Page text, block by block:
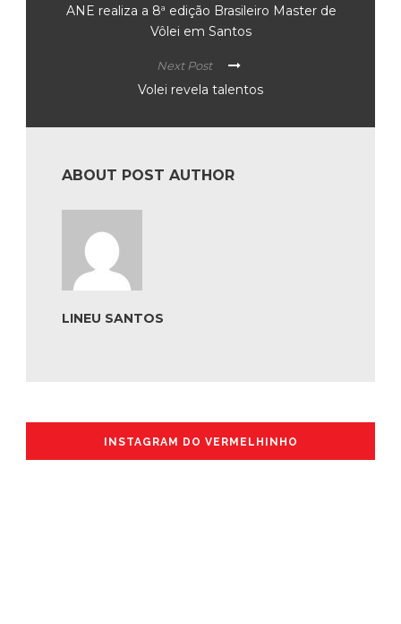
ANE realiza a 8ª edição Brasileiro Master de
Vôlei em Santos
Next Post
Volei revela talentos
ABOUT POST AUTHOR
LINEU SANTOS
INSTAGRAM DO VERMELHINHO